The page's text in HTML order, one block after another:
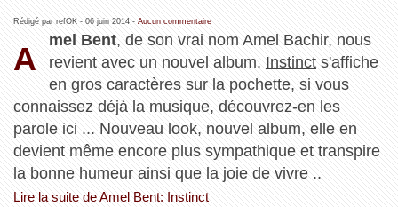
Rédigé par refOK - 06 juin 2014- Aucun commentaire
A
mel Bent, de son vrai nom Amel Bachir, nous
revient avec un nouvel album. Instinct s'affiche
en gros caractères sur la pochette, si vous
connaissez déjà la musique, découvrez-en les
parole ici ... Nouveau look, nouvel album, elle en
devient même encore plus sympathique et transpire
la bonne humeur ainsi que la joie de vivre ..
Lire la suite de Amel Bent: Instinct